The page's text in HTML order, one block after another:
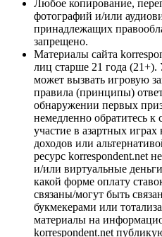
Любое копирование,
фотографий и/или
принадлежащих
запрещено.
Материалы сайта
лиц старше 21 года (21+).
может вызвать игровую
правила (принципы)
обнаружении первых
немедленно обратитесь
участие в азартных
доходов или
ресурс korrespondent.net
и/или виртуальные
какой форме оплату
связаны/могут быть
букмекерами или
материалы на
korrespondent.net